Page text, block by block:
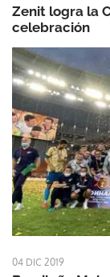
Zenit logra la
celebración
04 DIC 2019